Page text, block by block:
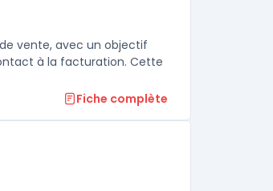
vente, avec un objectif
à la facturation. Cette
Fiche complète